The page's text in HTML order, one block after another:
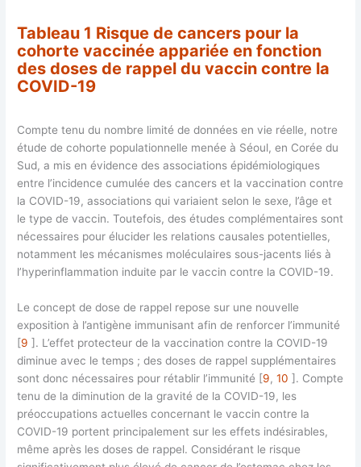
Tableau 1 Risque de cancers pour la
cohorte vaccinée appariée en fonction
des doses de rappel du vaccin contre la
COVID-19
Compte tenu du nombre limité de données en vie réelle, notre
étude de cohorte populationnelle menée à Séoul, en Corée du
Sud, a mis en évidence des associations épidémiologiques
entre l’incidence cumulée des cancers et la vaccination contre
la COVID-19, associations qui variaient selon le sexe, l’âge et
le type de vaccin. Toutefois, des études complémentaires sont
nécessaires pour élucider les relations causales potentielles,
notamment les mécanismes moléculaires sous-jacents liés à
l’hyperinflammation induite par le vaccin contre la COVID-19.
Le concept de dose de rappel repose sur une nouvelle
exposition à l’antigène immunisant afin de renforcer l’immunité
[9 ]. L’effet protecteur de la vaccination contre la COVID-19
diminue avec le temps ; des doses de rappel supplémentaires
sont donc nécessaires pour rétablir l’immunité [9,10 ]. Compte
tenu de la diminution de la gravité de la COVID-19, les
préoccupations actuelles concernant le vaccin contre la
COVID-19 portent principalement sur les effets indésirables,
même après les doses de rappel. Considérant le risque